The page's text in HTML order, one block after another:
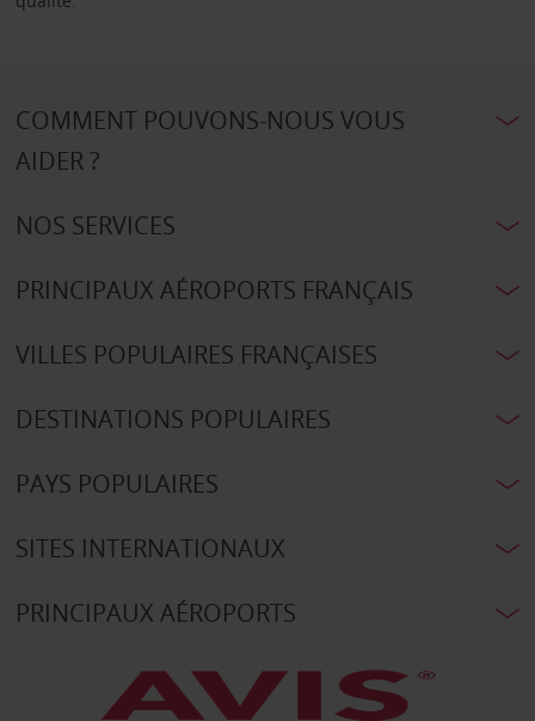
COMMENT POUVONS-NOUS VOUS
AIDER ?
NOS SERVICES
PRINCIPAUX AÉROPORTS FRANÇAIS
VILLES POPULAIRES FRANÇAISES
DESTINATIONS POPULAIRES
PAYS POPULAIRES
SITES INTERNATIONAUX
PRINCIPAUX AÉROPORTS